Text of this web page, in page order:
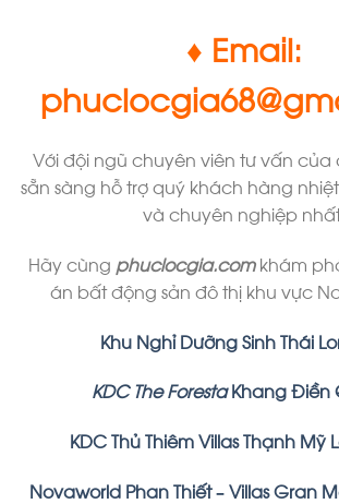
♦ Email:
Với đội ngũ chuyên viên tư vấn của
sẵn sàng hỗ trợ quý khách hàng
và chuyên nghiệp
Hãy cùng phuclocgia.comkhám
án bất động sản đô thị khu vực
Khu Nghỉ Dưỡng Sinh Thái
KDC The ForestaKhang Điền
KDC Thủ Thiêm Villas Thạnh Mỹ
Novaworld Phan Thiết –Villas Gran